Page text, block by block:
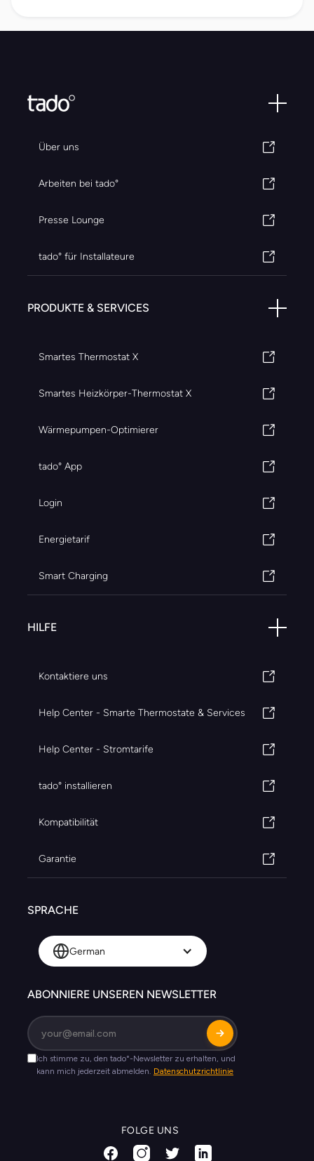
Über uns
Arbeiten bei tado°
Presse Lounge
tado° für Installateure
PRODUKTE & SERVICES
Smartes Thermostat X
Smartes Heizkörper-Thermostat X
Wärmepumpen-Optimierer
tado° App
Login
Energietarif
Smart Charging
HILFE
Kontaktiere uns
Help Center - Smarte Thermostate & Services
Help Center - Stromtarife
tado° installieren
Kompatibilität
Garantie
SPRACHE
German
ABONNIERE UNSEREN NEWSLETTER
FOLGE UNS